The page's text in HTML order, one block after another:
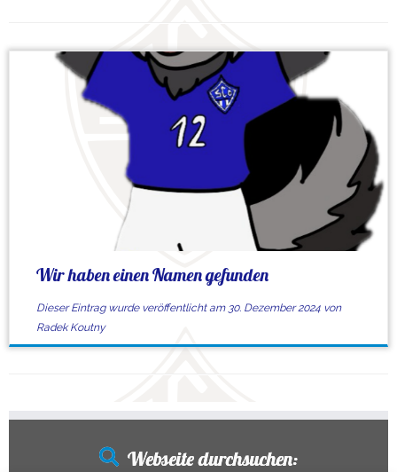
Wir haben einen Namen gefunden
Dieser Eintrag wurde veröffentlicht am 30. Dezember 2024 von
Radek Koutny
Webseite durchsuchen: